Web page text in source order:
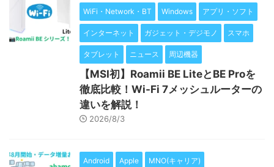
WiFi・Network・BT Windows アプリ・ソフト
インターネット ガジェット・デジモノ スマホ
タブレット ニュース 周辺機器
【MSI初】Roamii BE LiteとBE Proを
徹底比較！Wi-Fi 7メッシュルーターの
違いを解説！
2026/8/3
Android Apple MNO(キャリア)